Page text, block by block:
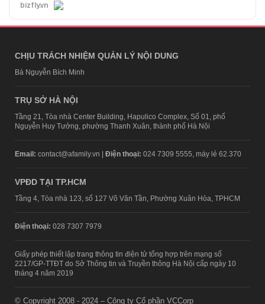
bizfly.vn
CHỊU TRÁCH NHIỆM QUẢN LÝ NỘI DUNG
Bà Nguyễn Bích Minh
TRỤ SỞ HÀ NỘI
Tầng 21, Tòa nhà Center Building, Hapulico Complex, Số 01, phố
Nguyễn Huy Tưởng, phường Thanh Xuân, thành phố Hà Nội
Email: contact@afamily.vn | Điện thoại: 024 7309 5555, máy lẻ 62.370
VPĐD TẠI TP.HCM
Tầng 4, Tòa nhà 123, số 127 Võ Văn Tần, Phường Xuân Hòa, TPHCM
Điện thoại: 028 7307 7979
Giấy phép thiết lập trang thông tin điện tử tổng hợp trên mạng số
2217/GP-TTĐT do Sở Thông tin và Truyền thông Hà Nội cấp ngày 10
tháng 4 năm 2019
© Copyright 2008 - 2024 – Công ty Cổ phần VCCorp